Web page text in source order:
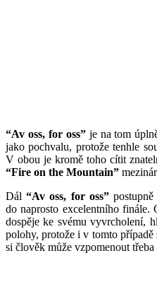
“Av oss, for oss”je na tom
jako pochvalu, protože tenhle
V obou je kromě toho cítit
“Fire on the Mountain”
Dál“Av oss, for oss”postupně
do naprosto excelentního
dospěje ke svému vyvrcholení,
polohy, protože i v tomto
si člověk může vzpomenout třeba